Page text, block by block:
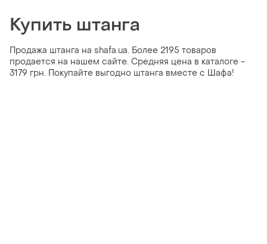
Купить штанга
Продажа штанга на shafa.ua. Более 2195 товаров
продается на нашем сайте. Средняя цена в каталоге -
3179 грн. Покупайте выгодно штанга вместе с Шафа!